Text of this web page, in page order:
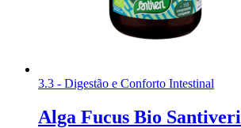
3.3 - Digestão e Conforto Intestinal
Alga Fucus Bio Santiveri